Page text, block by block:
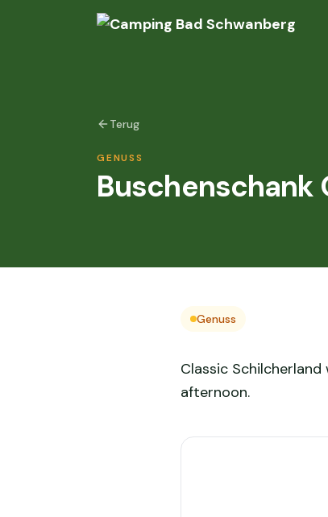
Terug
GENUSS
Buschenschank
Genuss
Classic
afternoon.